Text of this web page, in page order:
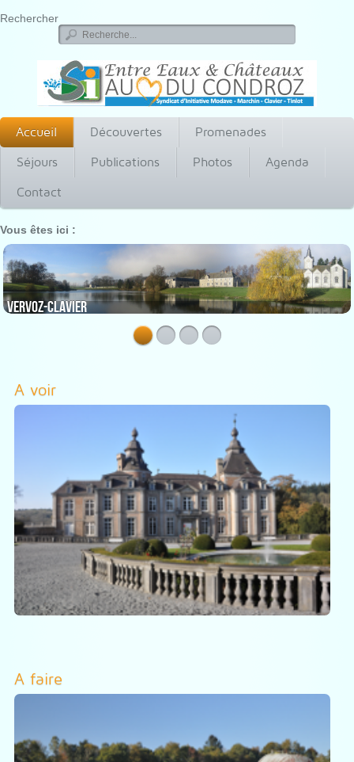
Rechercher
Accueil Découvertes
Promenades
Séjours
Publications Photos
Agenda
Contact
Vous êtes ici :
Vervoz-Clavier
A voir
A faire